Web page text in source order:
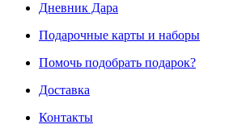
Дневник Дара
Подарочные карты и наборы
Помочь подобрать подарок?
Доставка
Контакты